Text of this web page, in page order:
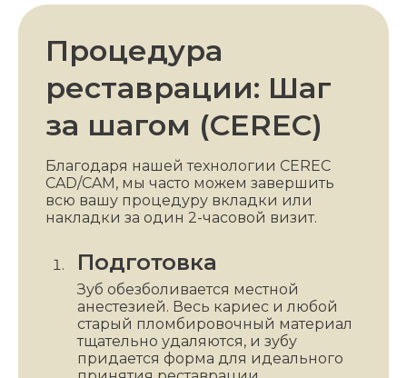
Процедура
реставрации: Шаг
за шагом (CEREC)
Благодаря нашей технологии CEREC
CAD/CAM, мы часто можем завершить
всю вашу процедуру вкладки или
накладки за один 2-часовой визит.
Подготовка
Зуб обезболивается местной
анестезией. Весь кариес и любой
старый пломбировочный материал
тщательно удаляются, и зубу
придается форма для идеального